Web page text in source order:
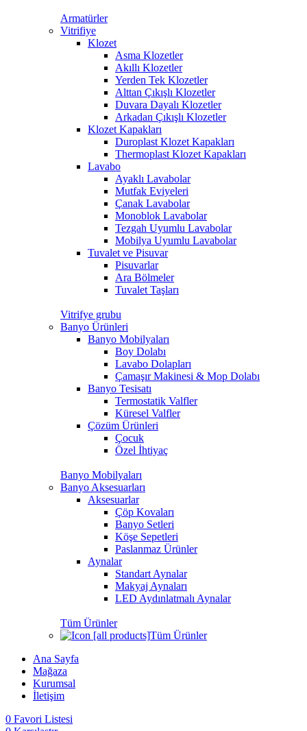
Armatürler
Vitrifiye
Klozet
Asma Klozetler
Akıllı Klozetler
Yerden Tek Klozetler
Alttan Çıkışlı Klozetler
Duvara Dayalı Klozetler
Arkadan Çıkışlı Klozetler
Klozet Kapakları
Duroplast Klozet Kapakları
Thermoplast Klozet Kapakları
Lavabo
Ayaklı Lavabolar
Mutfak Eviyeleri
Çanak Lavabolar
Monoblok Lavabolar
Tezgah Uyumlu Lavabolar
Mobilya Uyumlu Lavabolar
Tuvalet ve Pisuvar
Pisuvarlar
Ara Bölmeler
Tuvalet Taşları
Vitrifye grubu
Banyo Ürünleri
Banyo Mobilyaları
Boy Dolabı
Lavabo Dolapları
Çamaşır Makinesi & Mop Dolabı
Banyo Tesisatı
Termostatik Valfler
Küresel Valfler
Çözüm Ürünleri
Çocuk
Özel İhtiyaç
Banyo Mobilyaları
Banyo Aksesuarları
Aksesuarlar
Çöp Kovaları
Banyo Setleri
Köşe Sepetleri
Paslanmaz Ürünler
Aynalar
Standart Aynalar
Makyaj Aynaları
LED Aydınlatmalı Aynalar
Tüm Ürünler
Tüm Ürünler
Ana Sayfa
Mağaza
Kurumsal
İletişim
0 Favori Listesi